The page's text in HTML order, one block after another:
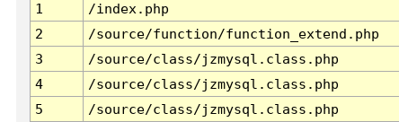
1
/index.php
2
/source/function/function_extend.php
3
/source/class/jzmysql.class.php
4
/source/class/jzmysql.class.php
5
/source/class/jzmysql.class.php